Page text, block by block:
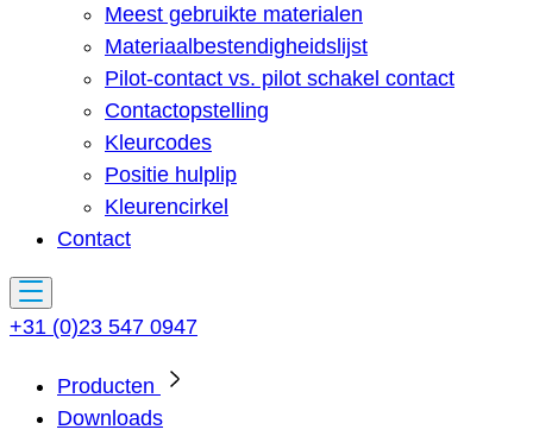
Meest gebruikte materialen
Materiaalbestendigheidslijst
Pilot-contact vs. pilot schakel contact
Contactopstelling
Kleurcodes
Positie hulplip
Kleurencirkel
Contact
+31 (0)23 547 0947
Producten
Downloads